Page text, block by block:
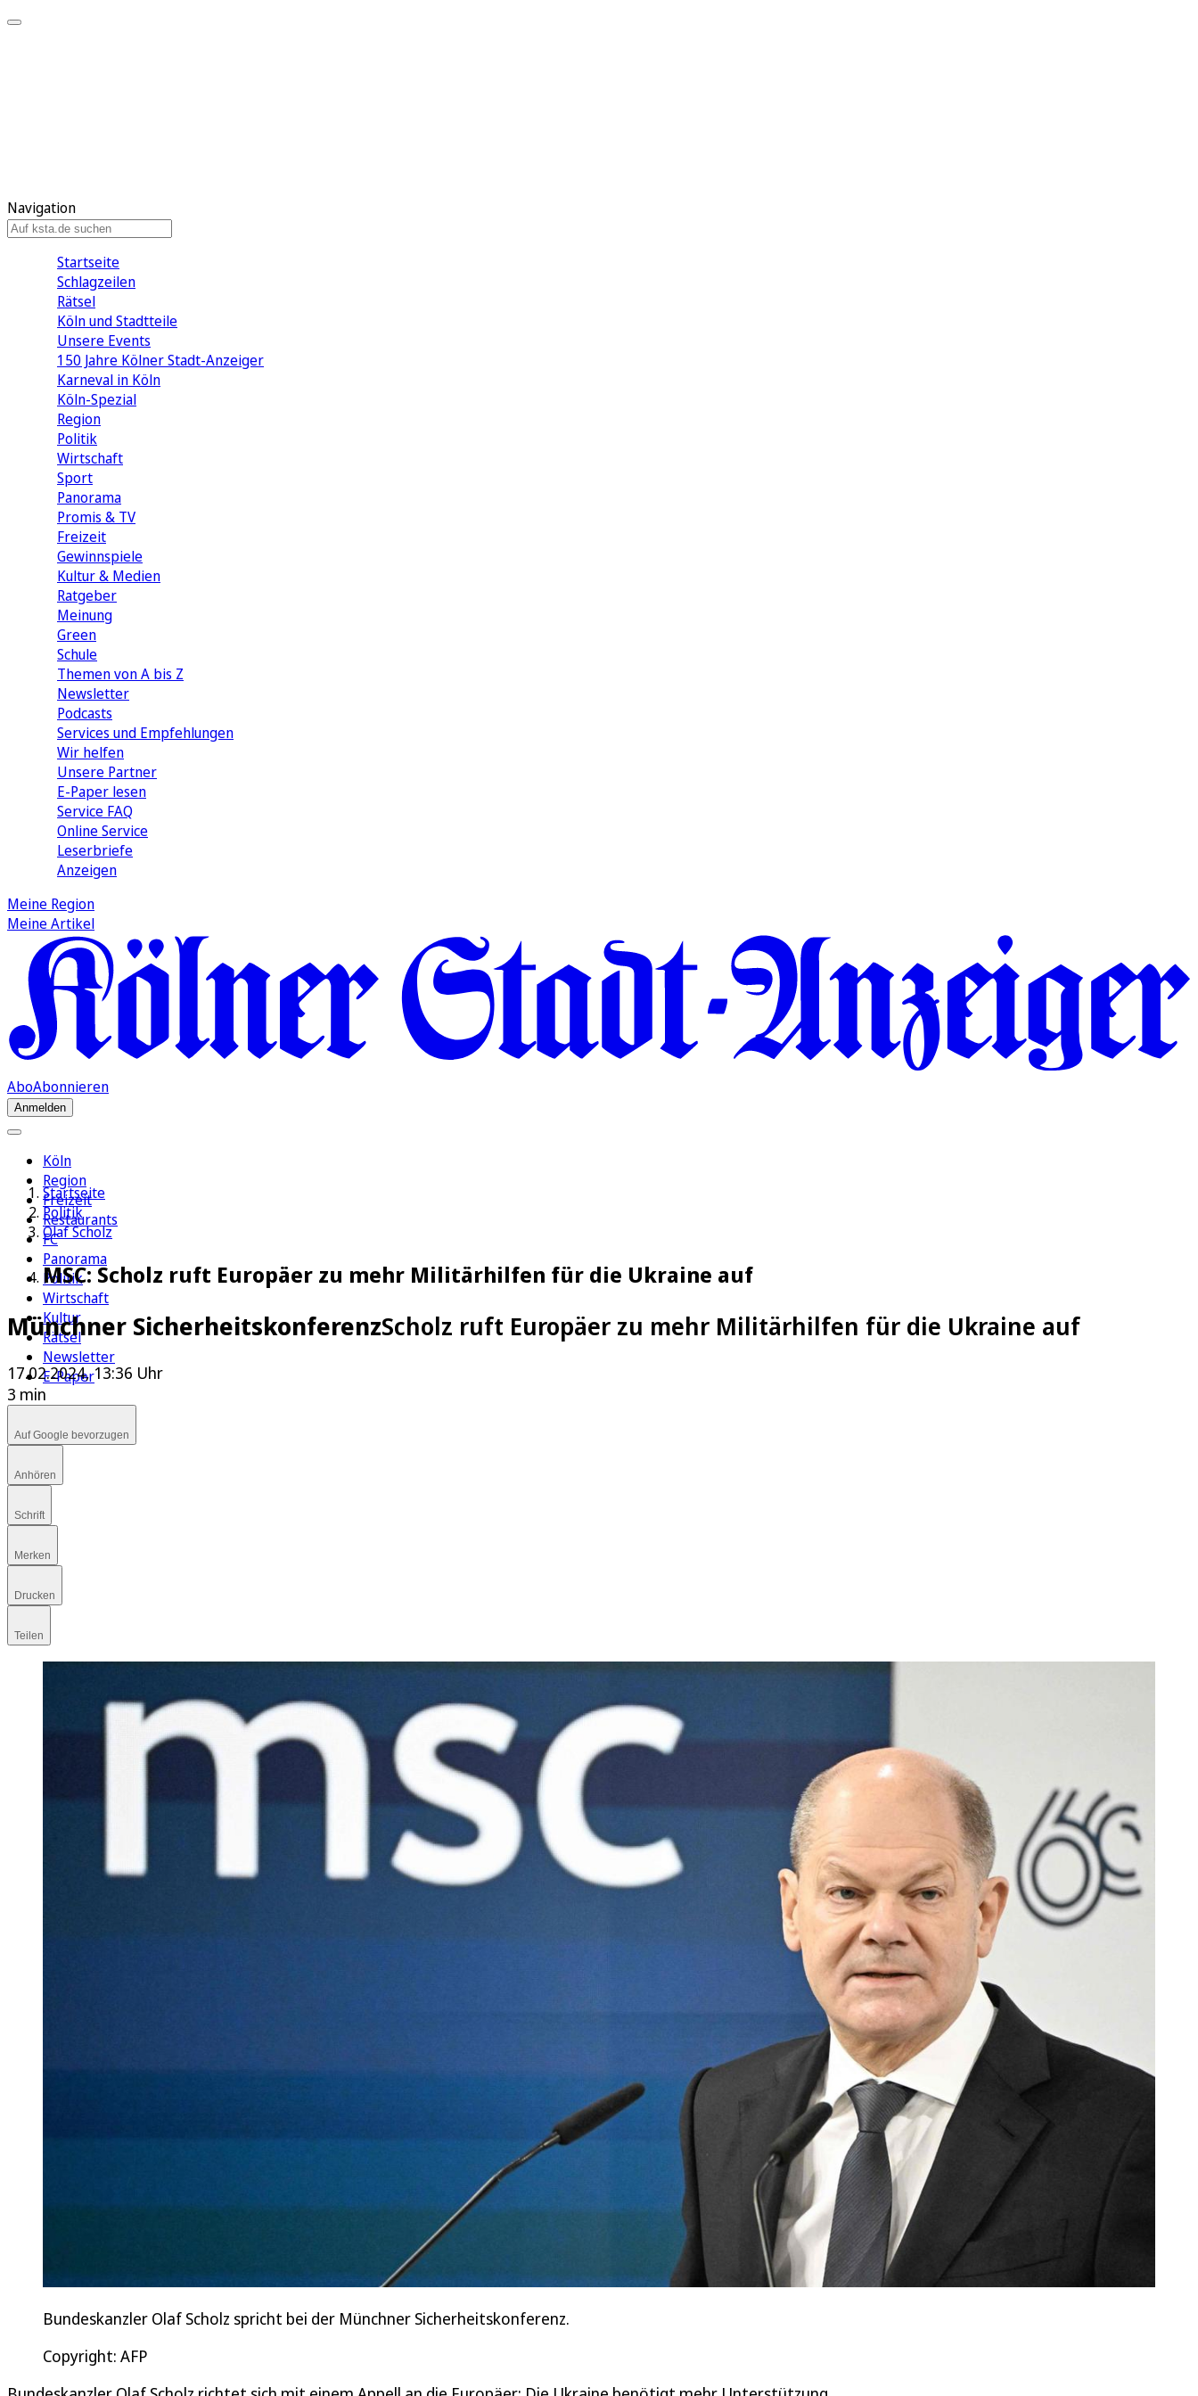
Navigation
Startseite
Schlagzeilen
Rätsel
Köln und Stadtteile
Unsere Events
150 Jahre Kölner Stadt-Anzeiger
Karneval in Köln
Köln-Spezial
Region
Politik
Wirtschaft
Sport
Panorama
Promis & TV
Freizeit
Gewinnspiele
Kultur & Medien
Ratgeber
Meinung
Green
Schule
Themen von A bis Z
Newsletter
Podcasts
Services und Empfehlungen
Wir helfen
Unsere Partner
E-Paper lesen
Service FAQ
Online Service
Leserbriefe
Anzeigen
Meine Region
Meine Artikel
AboAbonnieren
Anmelden
Köln
Region
Freizeit
Restaurants
FC
Panorama
Politik
Wirtschaft
Kultur
Rätsel
Newsletter
E-Paper
Startseite
Politik
Olaf Scholz
MSC: Scholz ruft Europäer zu mehr Militärhilfen für die Ukraine auf
Münchner SicherheitskonferenzScholz ruft Europäer zu mehr Militärhilfen für die Ukraine auf
17.02.2024, 13:36 Uhr
3 min
Auf Google bevorzugen
Anhören
Schrift
Merken
Drucken
Teilen
Bundeskanzler Olaf Scholz spricht bei der Münchner Sicherheitskonferenz.
Copyright: AFP